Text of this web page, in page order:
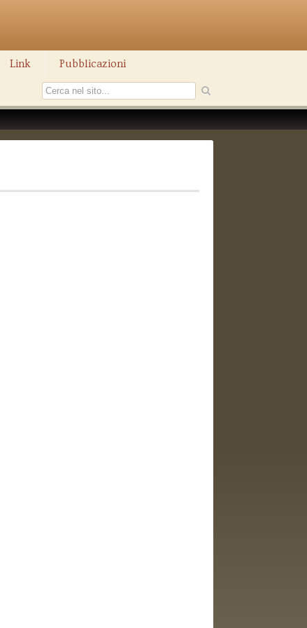
Link Pubblicazioni